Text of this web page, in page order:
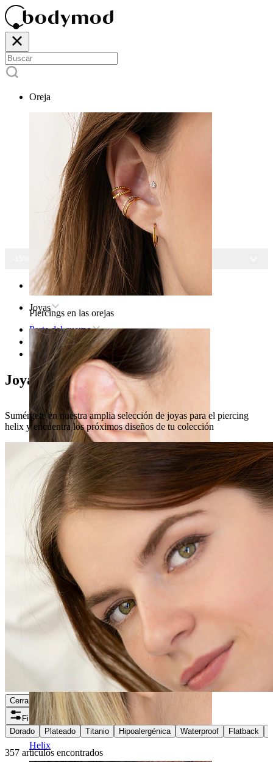
Oreja
Piercings en las orejas
Lóbulo
Helix
-15% EN TODAS LAS JOYAS
Inicio
Joyas
Parte del cuerpo
Oreja
Helix
Joyas para el piercing helix
Sumérgete en nuestra amplia selección de joyas para el piercing
helix y encuentra los próximos diseños de tu colección
Cerrar
Filtros
Dorado
Plateado Titanio Hipoalergénica Waterproof Flatback
357 artículos encontrados